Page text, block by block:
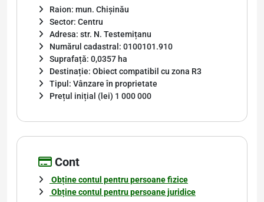
Raion: mun. Chișinău
Sector: Centru
Adresa: str. N. Testemițanu
Numărul cadastral: 0100101.910
Suprafață: 0,0357 ha
Destinație: Obiect compatibil cu zona R3
Tipul: Vânzare în proprietate
Prețul inițial (lei) 1 000 000
Cont
Obține contul pentru persoane fizice
Obține contul pentru persoane juridice